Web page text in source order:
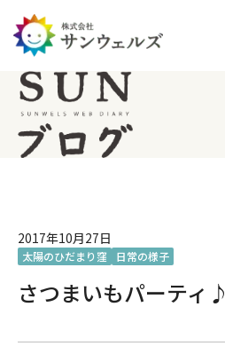
2017年10月27日
太陽のひだまり窪 日常の様子
さつまいもパーティ♪